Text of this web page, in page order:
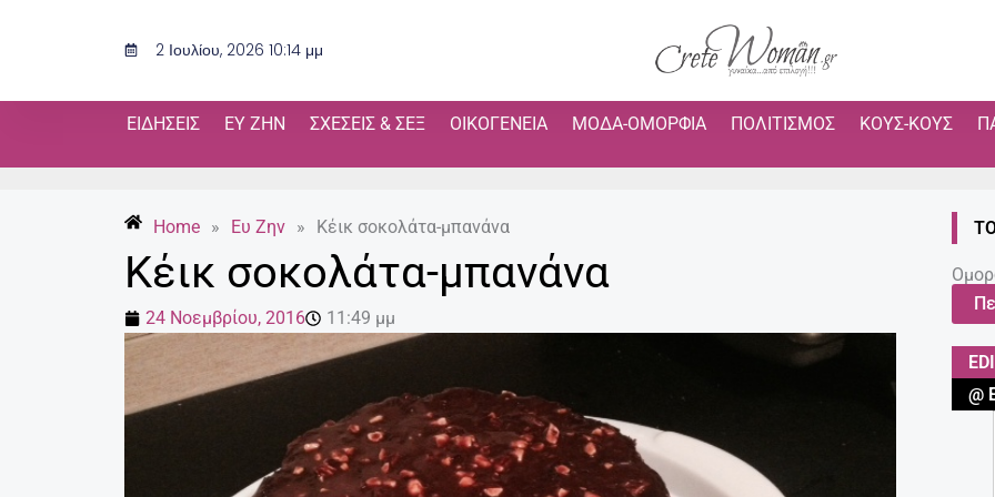
2 Ιουλίου, 2026 10:14 μμ
ΕΙΔΉΣΕΙΣ ΕΥ ΖΗΝ ΣΧΈΣΕΙΣ & ΣΕΞ ΟΙΚΟΓΈΝΕΙΑ ΜΌΔΑ-ΟΜΟΡΦΙΆ ΠΟΛΙΤΙΣΜΌΣ ΚΟΥΣ-ΚΟΥΣ
Home » Ευ Ζην » Κέικ σοκολάτα-μπανάνα
Κέικ σοκολάτα-μπανάνα
24 Νοεμβρίου, 2016 11:49 μμ
@